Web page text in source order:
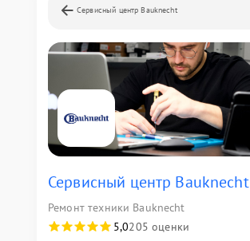
Сервисный центр Bauknecht
Сервисный центр Bauknecht
Ремонт техники Bauknecht
5,0205 оценки